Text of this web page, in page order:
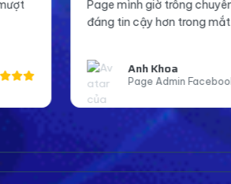
nghiệp và
mắt khách hàng.
tin hơn khi
Cảm ơn